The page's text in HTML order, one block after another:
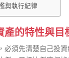
與執行紀律
產的特性與目
必須先清楚自己投